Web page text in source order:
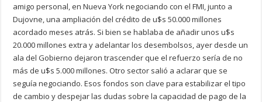
amigo personal, en Nueva York negociando con el FMI, junto a
Dujovne, una ampliación del crédito de u$s 50.000 millones
acordado meses atrás. Si bien se hablaba de añadir unos u$s
20.000 millones extra y adelantar los desembolsos, ayer desde un
ala del Gobierno dejaron trascender que el refuerzo sería de no
más de u$s 5.000 millones. Otro sector salió a aclarar que se
seguía negociando. Esos fondos son clave para estabilizar el tipo
de cambio y despejar las dudas sobre la capacidad de pago de la